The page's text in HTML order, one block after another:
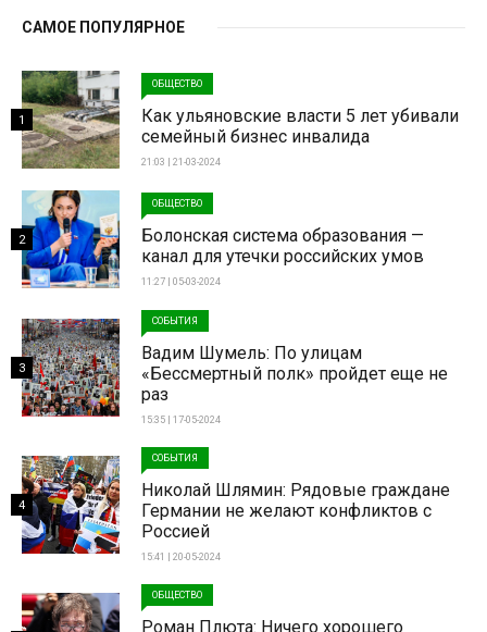
САМОЕ ПОПУЛЯРНОЕ
ОБЩЕСТВО
Как ульяновские власти 5 лет убивали
семейный бизнес инвалида
21:03 | 21-03-2024
1
ОБЩЕСТВО
Болонская система образования —
канал для утечки российских умов
11:27 | 05-03-2024
2
СОБЫТИЯ
Вадим Шумель: По улицам
«Бессмертный полк» пройдет еще не
раз
15:35 | 17-05-2024
3
СОБЫТИЯ
Николай Шлямин: Рядовые граждане
Германии не желают конфликтов с
Россией
15:41 | 20-05-2024
4
ОБЩЕСТВО
Роман Плюта: Ничего хорошего